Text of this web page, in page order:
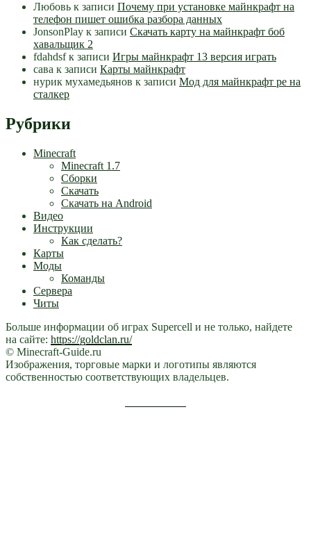
Любовь к записи Почему при установке майнкрафт на
телефон пишет ошибка разбора данных
JonsonPlay к записи Скачать карту на майнкрафт боб
хавальщик 2
fdahdsfк записи Игры майнкрафт 13 версия играть
сава к записи Карты майнкрафт
нурик мухамедьянов к записи Мод для майнкрафт pe на
сталкер
Рубрики
Minecraft
Minecraft 1.7
Сборки
Скачать
Скачать на Android
Видео
Инструкции
Как сделать?
Карты
Моды
Команды
Сервера
Читы
Больше информации об играх Supercell и не только, найдете
на сайте: https://goldclan.ru/
© Minecraft-Guide.ru
Изображения, торговые марки и логотипы являются
собственностью соответствующих владельцев.